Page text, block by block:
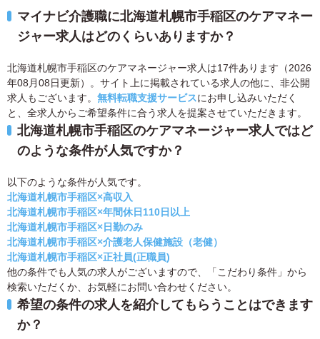
マイナビ介護職に北海道札幌市手稲区のケアマネー
ジャー求人はどのくらいありますか？
北海道札幌市手稲区のケアマネージャー求人は17件あります（2026
年08月08日更新）。サイト上に掲載されている求人の他に、非公開
求人もございます。 無料転職支援サービスにお申し込みいただく
と、全求人からご希望条件に合う求人を提案させていただきます。
北海道札幌市手稲区のケアマネージャー求人ではど
のような条件が人気ですか？
以下のような条件が人気です。
北海道札幌市手稲区×高収入
北海道札幌市手稲区×年間休日110日以上
北海道札幌市手稲区×日勤のみ
北海道札幌市手稲区×介護老人保健施設（老健）
北海道札幌市手稲区×正社員(正職員)
他の条件でも人気の求人がございますので、「こだわり条件」から
検索いただくか、お気軽にお問い合わせください。
希望の条件の求人を紹介してもらうことはできます
か？